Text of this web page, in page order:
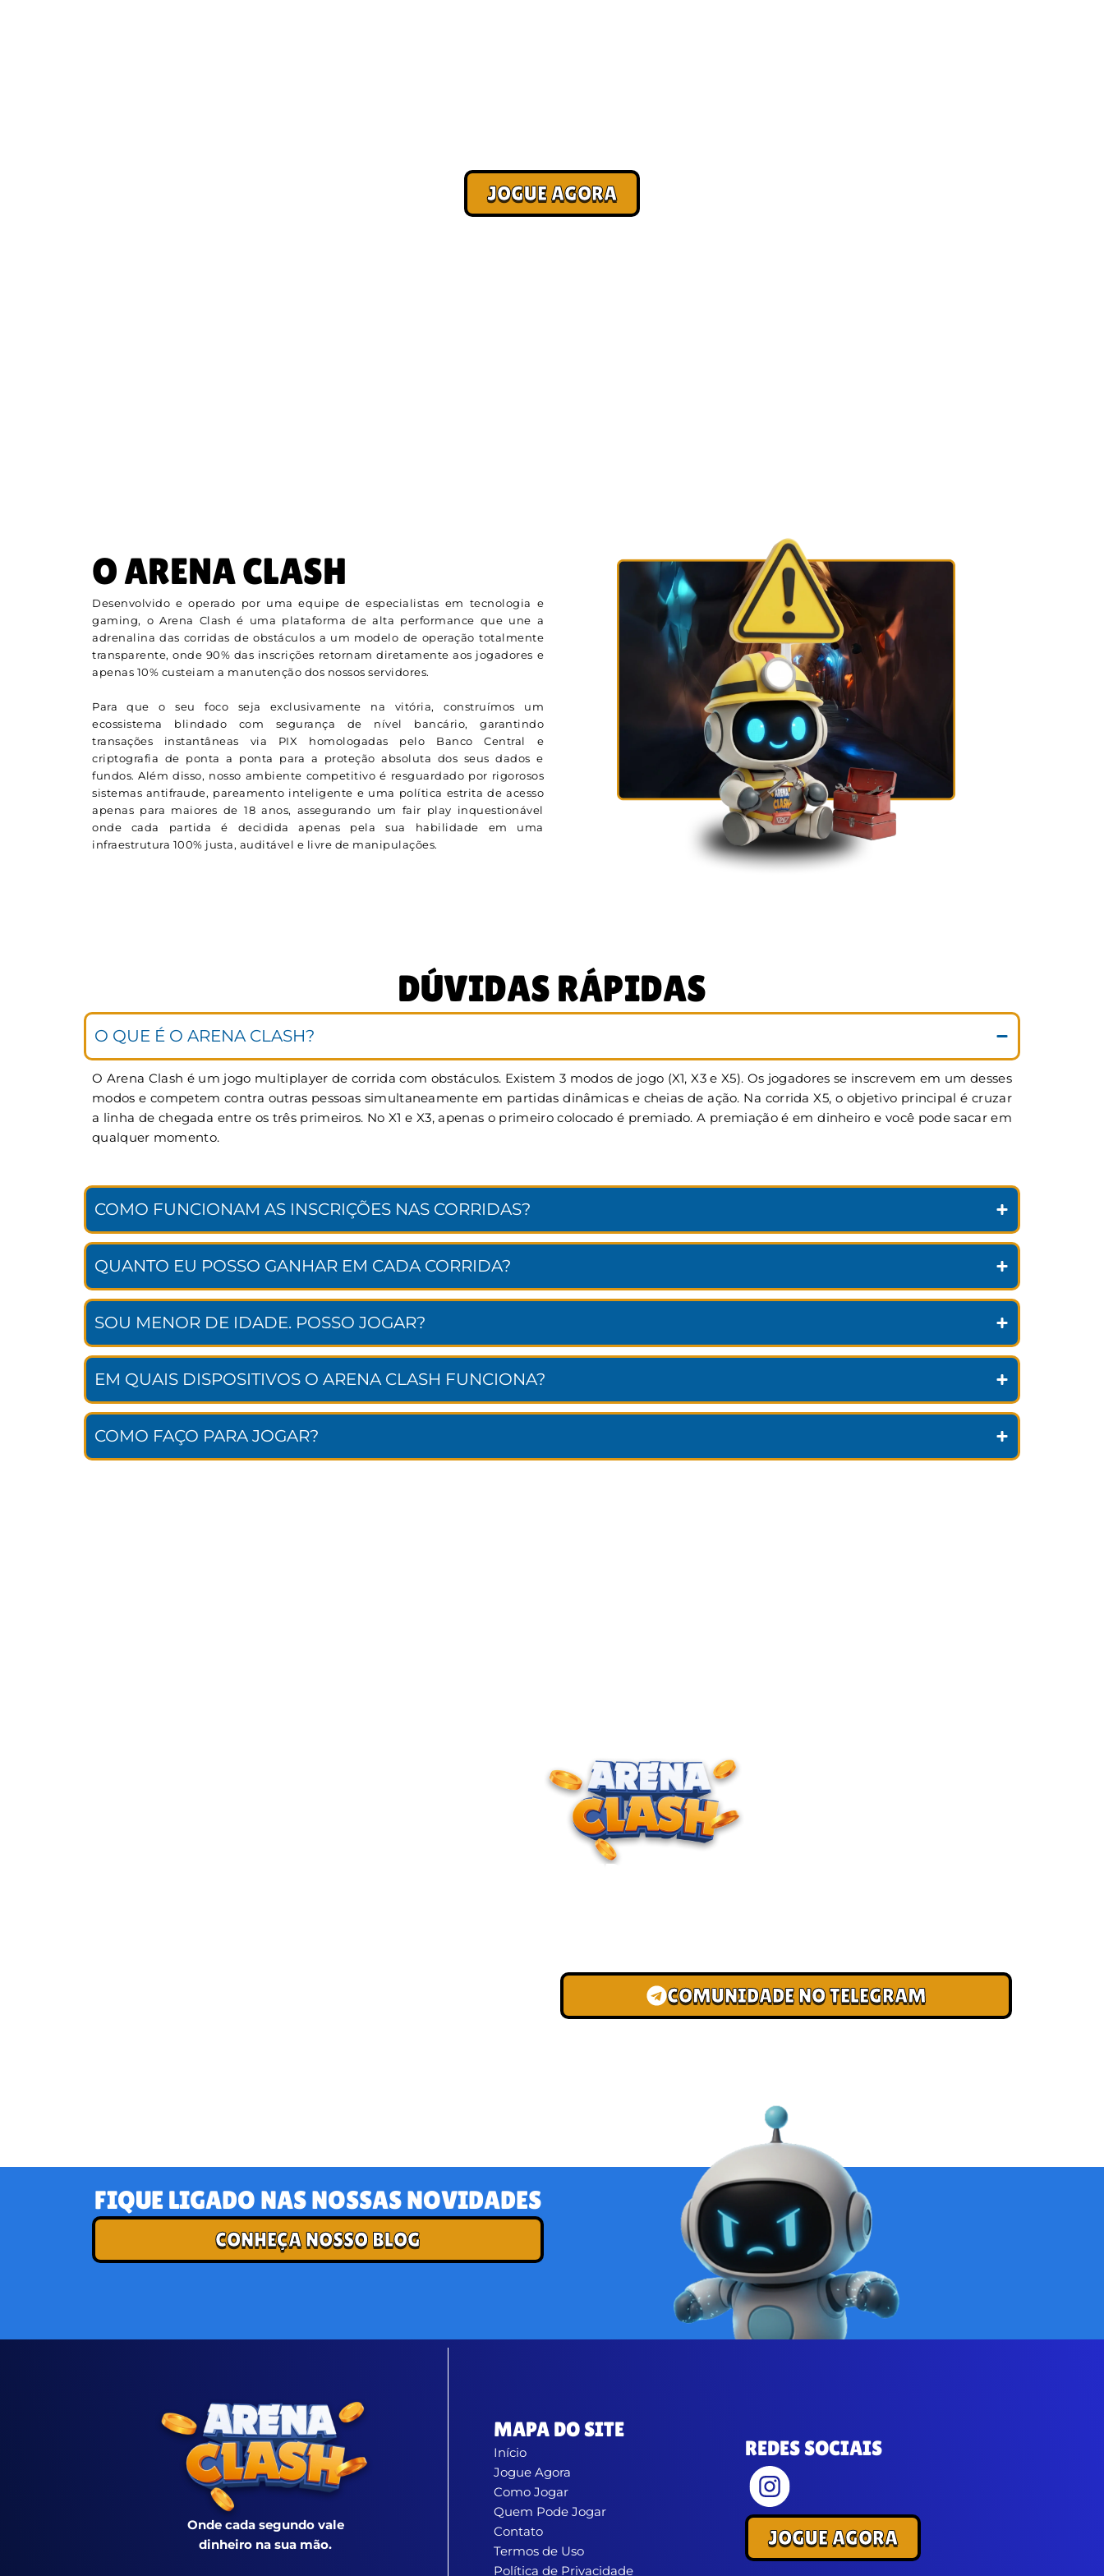
JOGUE AGORA
O ARENA CLASH
Desenvolvido e operado por uma equipe de especialistas em tecnologia e
gaming, o Arena Clash é uma plataforma de alta performance que une a
adrenalina das corridas de obstáculos a um modelo de operação totalmente
transparente, onde 90% das inscrições retornam diretamente aos jogadores e
apenas 10% custeiam a manutenção dos nossos servidores.
Para que o seu foco seja exclusivamente na vitória, construímos um
ecossistema blindado com segurança de nível bancário, garantindo
transações instantâneas via PIX homologadas pelo Banco Central e
criptografia de ponta a ponta para a proteção absoluta dos seus dados e
fundos. Além disso, nosso ambiente competitivo é resguardado por rigorosos
sistemas antifraude, pareamento inteligente e uma política estrita de acesso
apenas para maiores de 18 anos, assegurando um fair play inquestionável
onde cada partida é decidida apenas pela sua habilidade em uma
infraestrutura 100% justa, auditável e livre de manipulações.
DÚVIDAS RÁPIDAS
O QUE É O ARENA CLASH?
O Arena Clash é um jogo multiplayer de corrida com obstáculos. Existem 3 modos de jogo (X1, X3 e X5). Os jogadores se inscrevem em um desses
modos e competem contra outras pessoas simultaneamente em partidas dinâmicas e cheias de ação. Na corrida X5, o objetivo principal é cruzar
a linha de chegada entre os três primeiros. No X1 e X3, apenas o primeiro colocado é premiado. A premiação é em dinheiro e você pode sacar em
qualquer momento.
COMO FUNCIONAM AS INSCRIÇÕES NAS CORRIDAS?
QUANTO EU POSSO GANHAR EM CADA CORRIDA?
SOU MENOR DE IDADE. POSSO JOGAR?
EM QUAIS DISPOSITIVOS O ARENA CLASH FUNCIONA?
COMO FAÇO PARA JOGAR?
ENTRE PARA O CLUBE DOS CAMPEÕES
COMUNIDADE NO TELEGRAM
FIQUE LIGADO NAS NOSSAS NOVIDADES
CONHEÇA NOSSO BLOG
Onde cada segundo vale
dinheiro na sua mão.
MAPA DO SITE
Início
Jogue Agora
Como Jogar
Quem Pode Jogar
Contato
Termos de Uso
Política de Privacidade
REDES SOCIAIS
JOGUE AGORA